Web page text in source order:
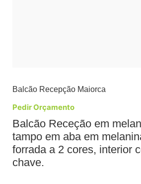
Balcão Recepção Maiorca
Pedir Orçamento
Balcão Receção em
tampo em aba em
forrada a 2 cores, interior
chave.